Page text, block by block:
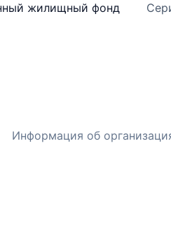
жилищный фонд
Информация об